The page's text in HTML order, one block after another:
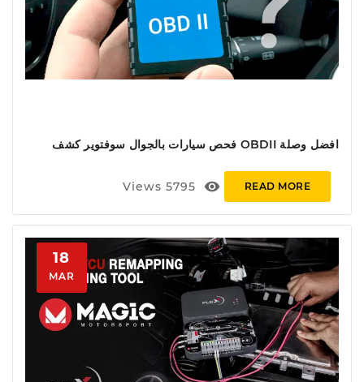
افضل وصلة OBDII فحص سيارات بالجوال سوفتوير كشف
READ MORE
visibility
18
MAR